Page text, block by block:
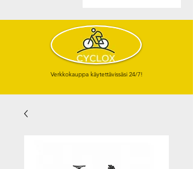
Verkkokauppa käytettävissäsi 24/7!